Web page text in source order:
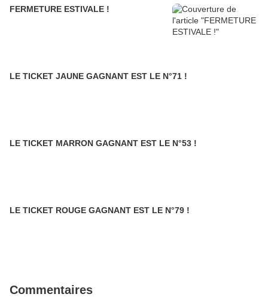
FERMETURE ESTIVALE !
LE TICKET JAUNE GAGNANT EST LE N°71 !
LE TICKET MARRON GAGNANT EST LE N°53 !
LE TICKET ROUGE GAGNANT EST LE N°79 !
Commentaires